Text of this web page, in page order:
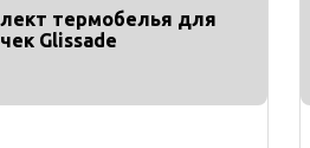
термобелья для
Glissade